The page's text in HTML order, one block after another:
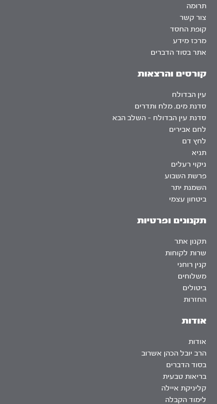
אודות
אודות
הרב יובל הכהן אשרוב
בסוד הדברים
בריאות טבעית
קליניקת איילה
לימוד הקבלה
תרומה
צור קשר
קופת החסד
מרכז מידע
אתר בסוד הדברים
קורסים והרצאות
עין הבדולח
סדנת מים, מלח ותדרים
סדנת עין הבדולח – השלב הבא
לחם אבירים
לחץ דם
תניא
ניקוי רעלים
פרשת השבוע
השמנת יתר
ביטחון עצמי
תקנונים ופרטיות
תקנון אתר
שרות לקוחות
קנין רוחני
משלוחים
ביטולים
החזרות